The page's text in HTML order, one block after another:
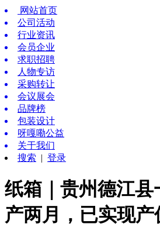
网站首页
公司活动
行业资讯
会员企业
求职招聘
人物专访
采购转让
会议展会
品牌榜
包装设计
呀嘎嘞公益
关于我们
搜索 | 登录
纸箱｜贵州德江县
产两月，已实现产